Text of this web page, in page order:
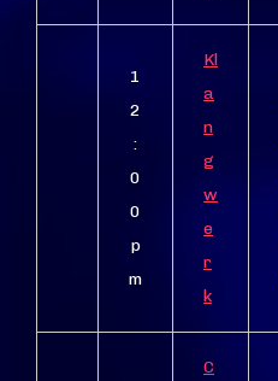
1
2
:
0
0
p
m
Kl
a
n
g
w
e
r
k
C